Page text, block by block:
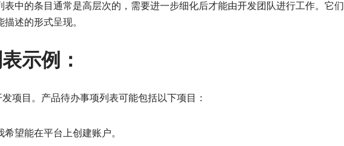
表中的条目通常是高层次的，需要进一步细化后才能由开发团队进行工作。它们
述的形式呈现。
示例：
项目。产品待办事项列表可能包括以下项目：
望能在平台上创建账户。